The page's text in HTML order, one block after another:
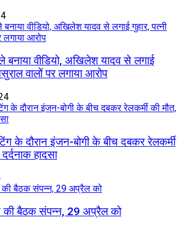
वीडियो, अखिलेश यादव से लगाई
वालों पर लगाया आरोप
के दौरान इंजन-बोगी के बीच दबकर रेलकर्मी
हादसा
की बैठक संपन्न, 29 अप्रैल को